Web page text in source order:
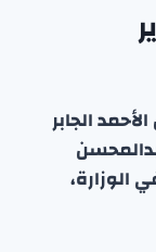
الجابر
الوزارة،